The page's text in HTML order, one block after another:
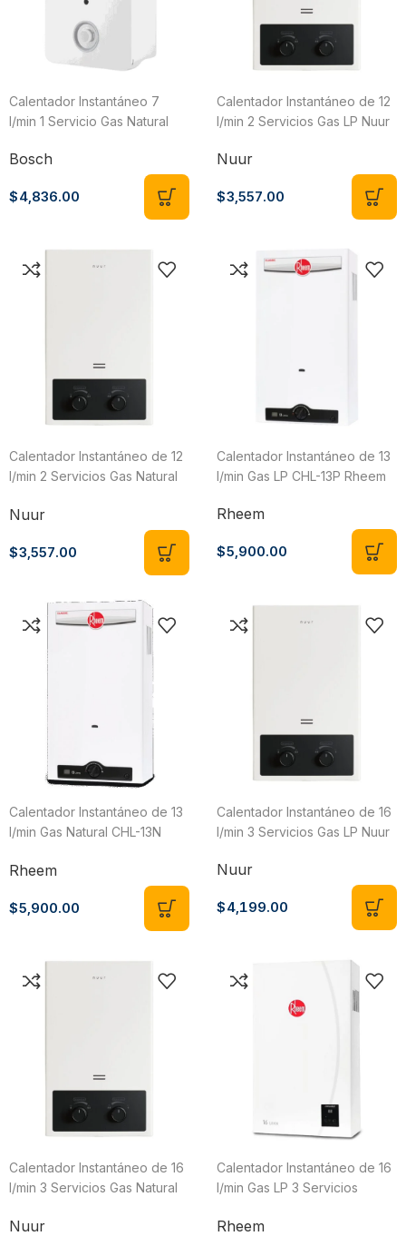
Calentador Instantáneo 7
l/min 1 Servicio Gas Natural
Bosch
$4,836.00
Calentador Instantáneo de 12
l/min 2 Servicios Gas LP Nuur
Nuur
$3,557.00
Calentador Instantáneo de 12
l/min 2 Servicios Gas Natural
Nuur
$3,557.00
Calentador Instantáneo de 13
l/min Gas LP CHL-13P Rheem
Rheem
$5,900.00
Calentador Instantáneo de 13
l/min Gas Natural CHL-13N
Rheem
$5,900.00
Calentador Instantáneo de 16
l/min 3 Servicios Gas LP Nuur
Nuur
$4,199.00
Calentador Instantáneo de 16
l/min 3 Servicios Gas Natural
Nuur
Calentador Instantáneo de 16
l/min Gas LP 3 Servicios
Rheem